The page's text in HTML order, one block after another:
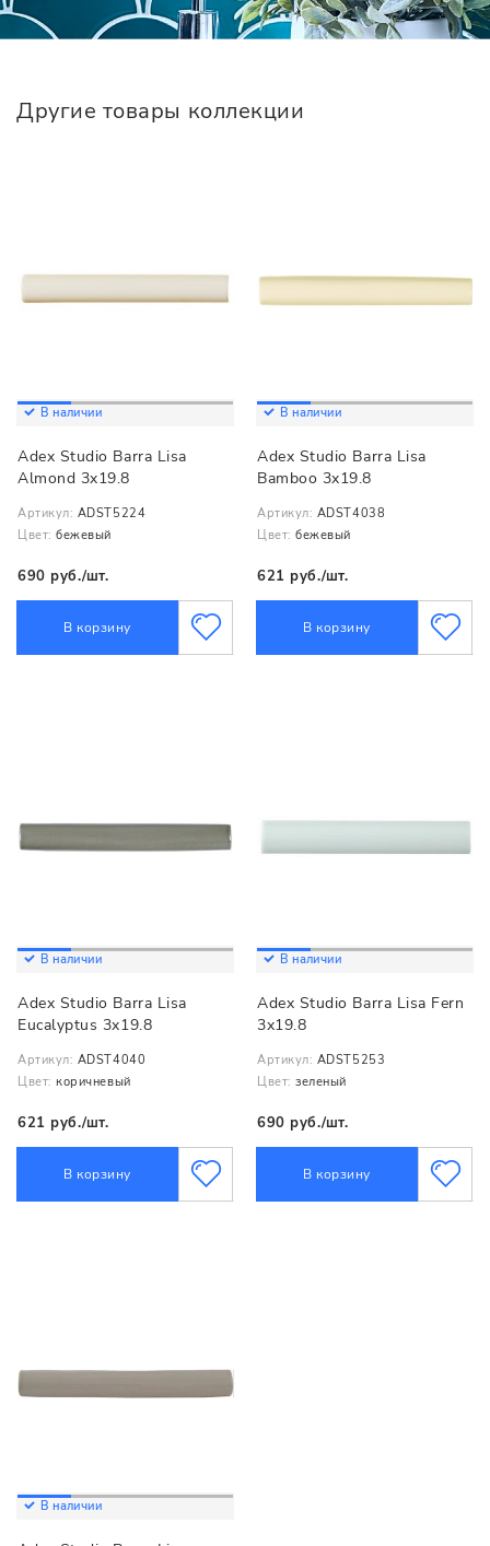
Другие товары коллекции
В наличии
Adex Studio Barra Lisa
Almond 3x19.8
Артикул: ADST5224
Цвет: бежевый
690 руб./шт.
В корзину
В наличии
Adex Studio Barra Lisa
Bamboo 3x19.8
Артикул: ADST4038
Цвет: бежевый
621 руб./шт.
В корзину
В наличии
Adex Studio Barra Lisa
Eucalyptus 3x19.8
Артикул: ADST4040
Цвет: коричневый
621 руб./шт.
В корзину
В наличии
Adex Studio Barra Lisa Fern
3x19.8
Артикул: ADST5253
Цвет: зеленый
690 руб./шт.
В корзину
В наличии